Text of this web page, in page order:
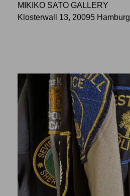
MIKIKO SATO GALLERY
Klosterwall 13, 20095 Hamburg